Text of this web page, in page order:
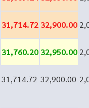
31,714.72 32,900.00
31,760.20 32,950.00
31,714.72 32,900.00